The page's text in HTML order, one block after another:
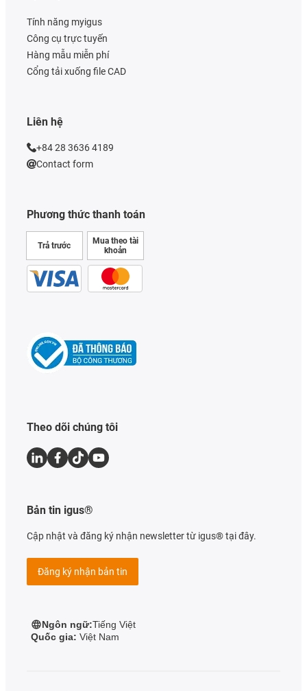
Phương thức thanh toán
Trả trước
Mua theo tài
khoản
Tính năng myigus
Công cụ trực tuyến
Hàng mẫu miễn phí
Cổng tải xuống file CAD
Liên hệ
+84 28 3636 4189
Contact form
Theo dõi chúng tôi
Bản tin igus®
Cập nhật và đăng ký nhận newsletter từ igus® tại đây.
Đăng ký nhận bản tin
Ngôn ngữ:Tiếng Việt
Quốc gia: Việt Nam